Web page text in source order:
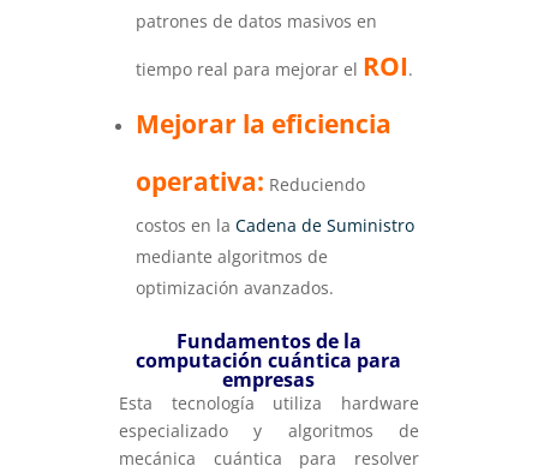
patrones de datos masivos en
tiempo real para mejorar el ROI.
Mejorar la eficiencia
operativa: Reduciendo
costos en la Cadena de Suministro
mediante algoritmos de
optimización avanzados.
Fundamentos de la
computación cuántica para
empresas
Esta tecnología utiliza hardware
especializado y algoritmos de
mecánica cuántica para resolver